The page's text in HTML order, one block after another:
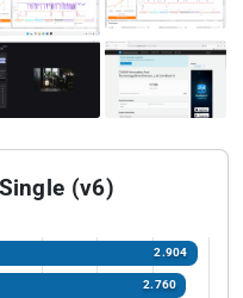
(v6)
2.904
2.760